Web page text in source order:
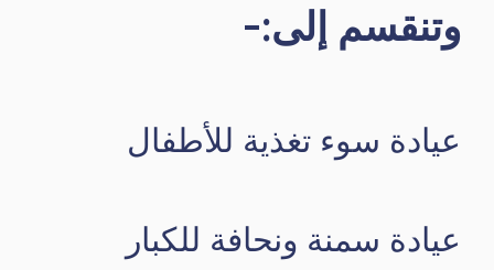
وتنقسم إلى:-
عيادة سوء تغذية للأطفال
عيادة سمنة ونحافة للكبار